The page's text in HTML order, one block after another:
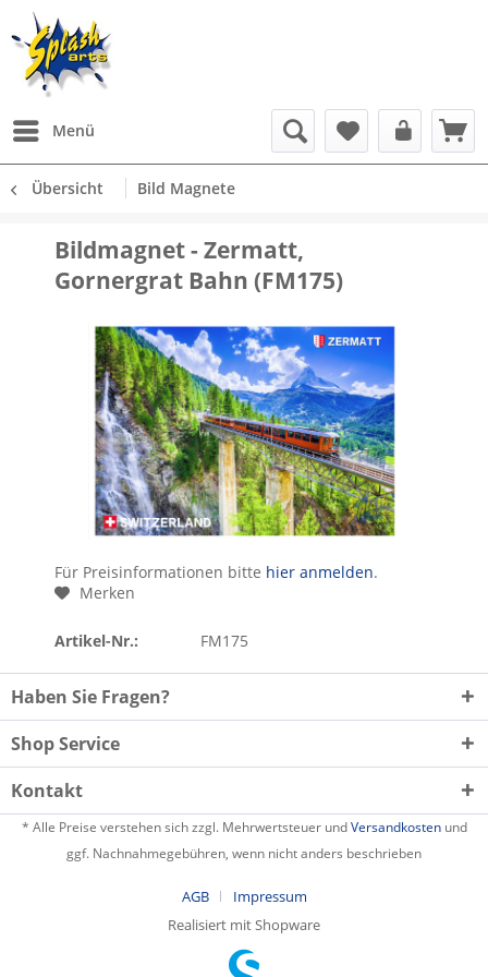
Menü
Übersicht Bild Magnete
Bildmagnet - Zermatt,
Gornergrat Bahn (FM175)
Für Preisinformationen bitte hier anmelden.
Merken
Artikel-Nr.: FM175
Haben Sie Fragen?
Shop Service
Kontakt
* Alle Preise verstehen sich zzgl. Mehrwertsteuer undVersandkostenund
ggf. Nachnahmegebühren, wenn nicht anders beschrieben
AGB
Impressum
Realisiert mit Shopware